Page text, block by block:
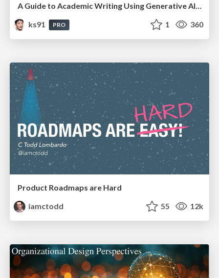
A Guide to Academic Writing Using Generative AI - A Workshop
ks91
PRO 1 360
Product Roadmaps are Hard
iamctodd
55 12k